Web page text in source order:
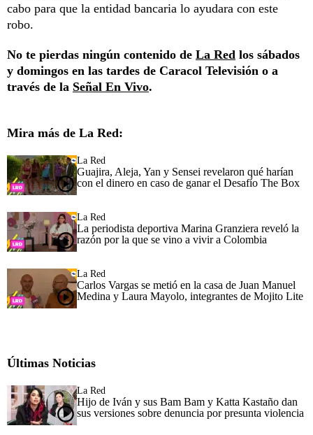
cabo para que la entidad bancaria lo ayudara con este
robo.
No te pierdas ningún contenido de La Red los sábados
y domingos en las tardes de Caracol Televisión o a
través de la Señal En Vivo.
Mira más de La Red:
La Red
Guajira, Aleja, Yan y Sensei revelaron qué harían
con el dinero en caso de ganar el Desafío The Box
La Red
La periodista deportiva Marina Granziera reveló la
razón por la que se vino a vivir a Colombia
La Red
Carlos Vargas se metió en la casa de Juan Manuel
Medina y Laura Mayolo, integrantes de Mojito Lite
Últimas Noticias
La Red
Hijo de Iván y sus Bam Bam y Katta Kastaño dan
sus versiones sobre denuncia por presunta violencia